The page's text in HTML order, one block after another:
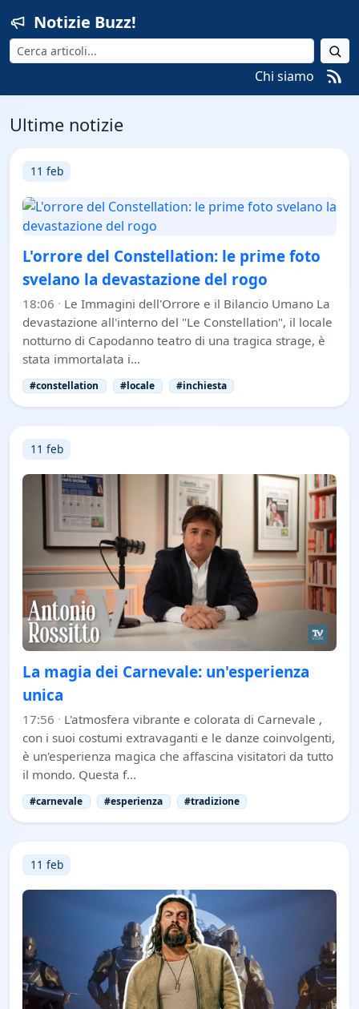
Notizie Buzz!
Cerca
Chi siamo
Ultime notizie
11 feb
L'orrore del Constellation: le prime foto
svelano la devastazione del rogo
18:06 · Le Immagini dell'Orrore e il Bilancio Umano La
devastazione all'interno del "Le Constellation", il locale
notturno di Capodanno teatro di una tragica strage, è
stata immortalata i…
#constellation #locale #inchiesta
11 feb
La magia dei Carnevale: un'esperienza
unica
17:56 · L'atmosfera vibrante e colorata di Carnevale ,
con i suoi costumi extravaganti e le danze coinvolgenti,
è un'esperienza magica che affascina visitatori da tutto
il mondo. Questa f…
#carnevale #esperienza #tradizione
11 feb